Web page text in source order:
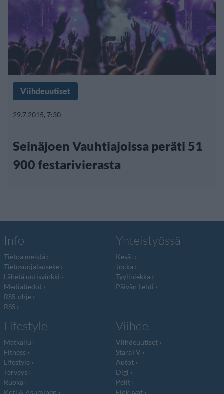
Viihdeuutiset
29.7.2015, 7:30
Seinäjoen Vauhtiajoissa peräti 51
900 festarivierasta
Info
Tietoa meistä
Tietosuojalauseke
Lähetä uutisvinkki
Mediatiedot
RSS-ohje
RSS
Yhteistyössä
Kesä!
Jocka
Tyyliniekka
Päivän Lehti
Lifestyle
Matkailu
Fitness
Lifestyle
Terveys
Ruoka
Koti & Asuminen
Viihde
Viihdeuutiset
StaraTV
Autot
Digi
Pelit
Elokuvat